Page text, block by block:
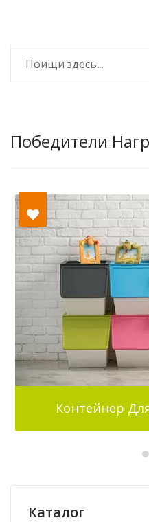
Победители
Контейнер
Каталог